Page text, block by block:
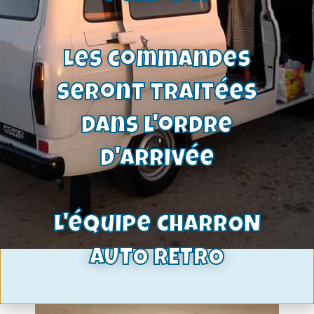
Voir le produit
Les commandes
seront traitées
dans l'ordre
d'arrivée
L'équipe CHARRON
AUTO RETRO